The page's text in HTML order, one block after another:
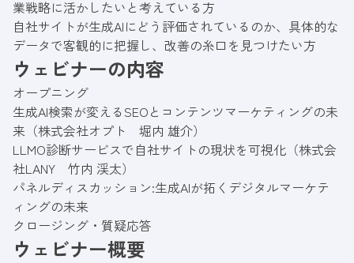
業戦略に活かしたいと考えている方
自社サイトが生成AIにどう評価されているのか、具体的な
データで客観的に把握し、改善の糸口を見つけたい方
ウェビナーの内容
オープニング
生成AI検索が変えるSEOとコンテンツマーケティングの未
来（株式会社オプト 堀内 雄介）
LLMO診断サービスで自社サイトの現状を可視化（株式会
社LANY 竹内 渓太）
パネルディスカッション:生成AIが拓くデジタルマーケテ
ィングの未来
クロージング・質疑応答
ウェビナー概要